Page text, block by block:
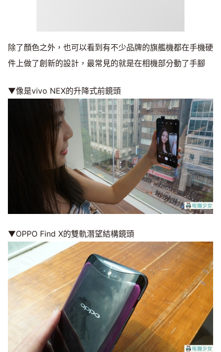
除了顏色之外，也可以看到有不少品牌的旗艦機都在手機硬
件上做了創新的設計，最常見的就是在相機部分動了手腳
▼像是vivo NEX的升降式前鏡頭
▼OPPO Find X的雙軌潛望結構鏡頭